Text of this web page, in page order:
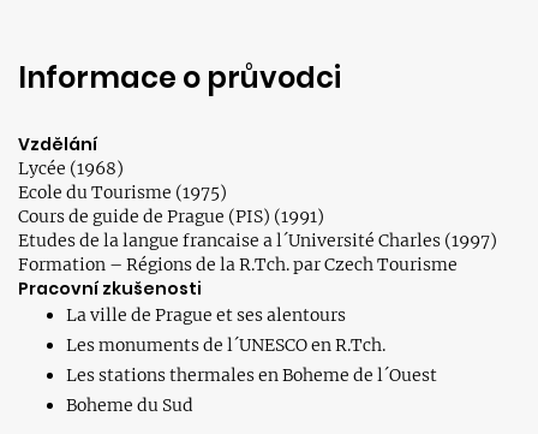
Informace o průvodci
Vzdělání
Lycée (1968)
Ecole du Tourisme (1975)
Cours de guide de Prague (PIS) (1991)
Etudes de la langue francaise a l´Université Charles (1997)
Formation – Régions de la R.Tch. par Czech Tourisme
Pracovní zkušenosti
La ville de Prague et ses alentours
Les monuments de l´UNESCO en R.Tch.
Les stations thermales en Boheme de l´Ouest
Boheme du Sud